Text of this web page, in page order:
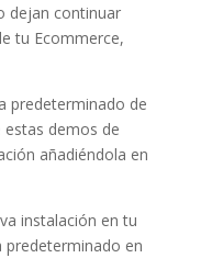
dejan continuar
tu Ecommerce,
predeterminado de
demos de
añadiéndola en
instalación en tu
predeterminado en